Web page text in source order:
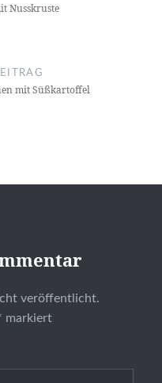
Nusskruste
mit Süßkartoffel
veröffentlicht.
markiert